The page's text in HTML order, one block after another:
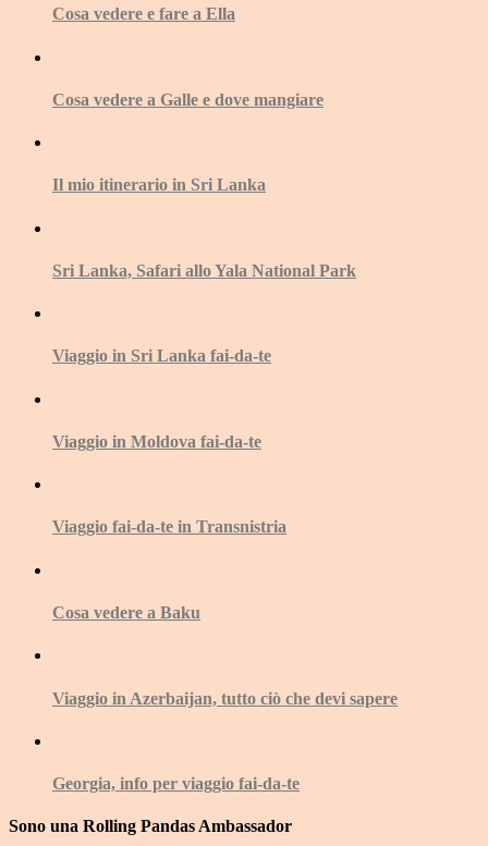
Cosa vedere e fare a Ella
Cosa vedere a Galle e dove mangiare
Il mio itinerario in Sri Lanka
Sri Lanka, Safari allo Yala National Park
Viaggio in Sri Lanka fai-da-te
Viaggio in Moldova fai-da-te
Viaggio fai-da-te in Transnistria
Cosa vedere a Baku
Viaggio in Azerbaijan, tutto ciò che devi sapere
Georgia, info per viaggio fai-da-te
Sono una Rolling Pandas Ambassador